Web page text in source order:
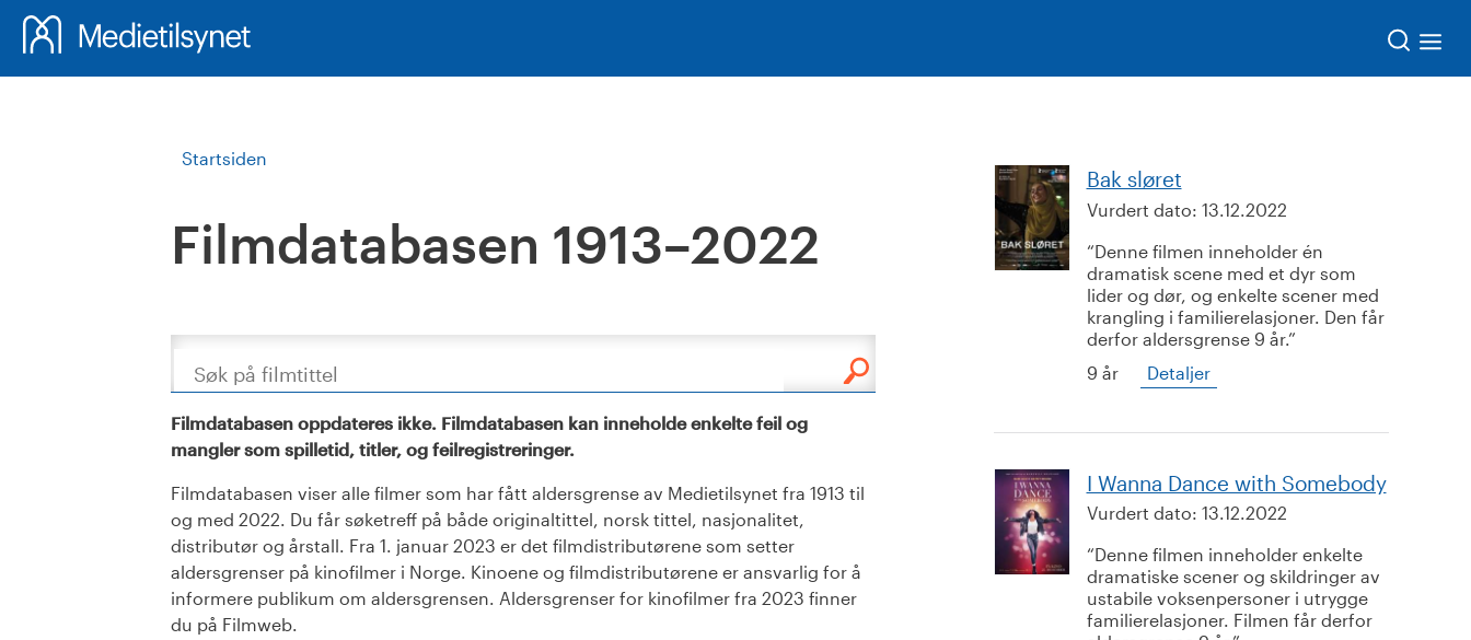
Startsiden
Filmdatabasen 1913–2022
Søk
Filmdatabasen oppdateres ikke. Filmdatabasen kan inneholde enkelte feil og
mangler som spilletid, titler, og feilregistreringer.
Filmdatabasen viser alle filmer som har fått aldersgrense av Medietilsynet fra 1913 til
og med 2022. Du får søketreff på både originaltittel, norsk tittel, nasjonalitet,
distributør og årstall. Fra 1. januar 2023 er det filmdistributørene som setter
aldersgrenser på kinofilmer i Norge. Kinoene og filmdistributørene er ansvarlig for å
informere publikum om aldersgrensen. Aldersgrenser for kinofilmer fra 2023 finner
du på Filmweb.
Bak sløret
Vurdert dato: 13.12.2022
Denne filmen inneholder én
dramatisk scene med et dyr som
lider og dør, og enkelte scener med
krangling i familierelasjoner. Den får
derfor aldersgrense 9 år.
9 år
Detaljer
I Wanna Dance with Somebody
Vurdert dato: 13.12.2022
Denne filmen inneholder enkelte
dramatiske scener og skildringer av
ustabile voksenpersoner i utrygge
familierelasjoner. Filmen får derfor